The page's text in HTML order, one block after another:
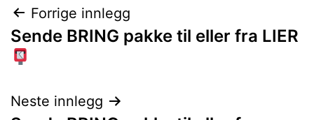
Innleggsnavigasjon
Forrige innlegg
Sende BRING pakke til eller fra LIER
Neste innlegg